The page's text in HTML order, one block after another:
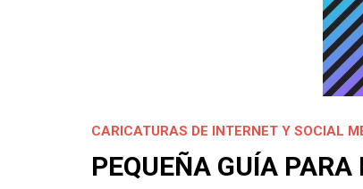
CARICATURAS DE INTERNET Y SOCIAL
PEQUEÑA GUÍA PARA